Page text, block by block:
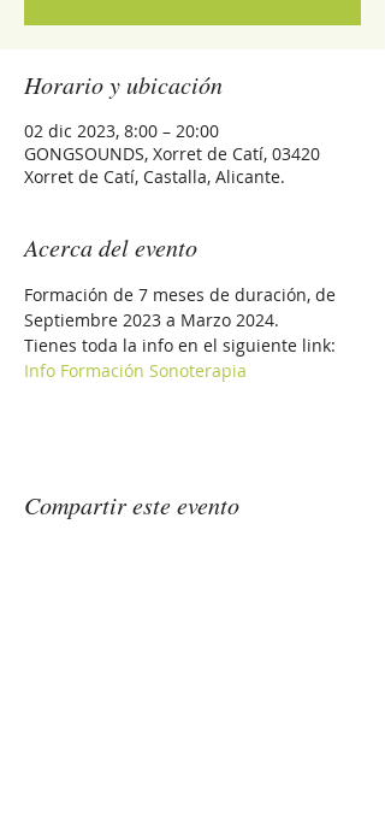
Horario y ubicación
02 dic 2023, 8:00 – 20:00
GONGSOUNDS, Xorret de Catí, 03420
Xorret de Catí, Castalla, Alicante.
Acerca del evento
Formación de 7 meses de duración, de
Septiembre 2023 a Marzo 2024.
Tienes toda la info en el siguiente link:
Info Formación Sonoterapia
Compartir este evento